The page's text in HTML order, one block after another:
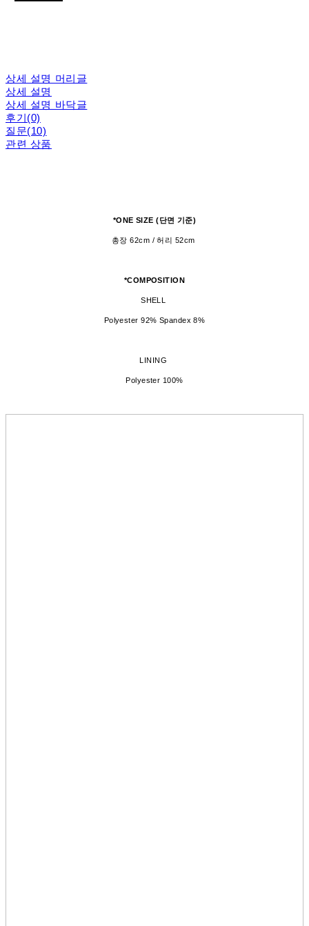
상세 설명 머리글
상세 설명
상세 설명 바닥글
후기(0)
질문(10)
관련 상품
*ONE SIZE (단면 기준)
총장 62cm / 허리 52cm
*COMPOSITION
SHELL
Polyester 92% Spandex 8%
LINING
Polyester 100%